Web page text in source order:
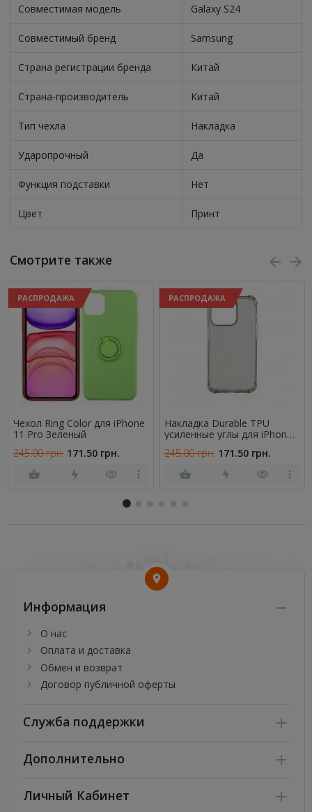
Совместимая модель Galaxy S24
Совместимый бренд Samsung
Страна регистрации бренда Китай
Страна-производитель Китай
Тип чехла Накладка
Ударопрочный Да
Функция подставки Нет
Цвет Принт
Смотрите также
РАСПРОДАЖА
Чехол Ring Color для iPhone
11 Pro Зеленый
245.00 грн. 171.50 грн.
РАСПРОДАЖА
Накладка Durable TPU
усиленные углы для iPhone
245.00 грн. 171.50 грн.
Информация
О нас
Оплата и доставка
Обмен и возврат
Договор публичной оферты
Служба поддержки
Дополнительно
Личный Кабинет